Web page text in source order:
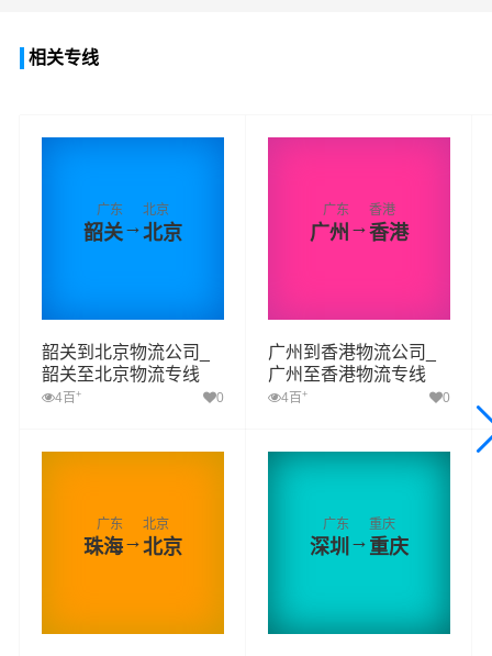
相关专线
广东
韶关→
北京
北京
韶关到北京物流公司_
韶关至北京物流专线
4百 + 0
广东
广州 →
香港
香港
广州到香港物流公司_
广州至香港物流专线
4百 + 0
广东
珠海→
北京
北京
广东
深圳→
重庆
重庆